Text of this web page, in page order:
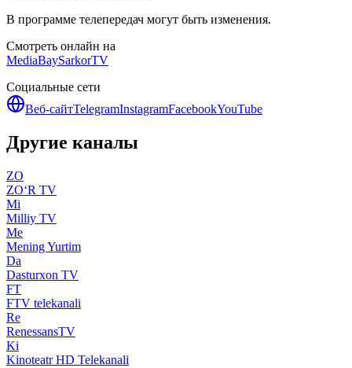
В программе телепередач могут быть изменения.
Смотреть онлайн на
MediaBaySarkorTV
Социальные сети
Веб-сайтTelegramInstagramFacebookYouTube
Другие каналы
ZO
ZO‘R TV
Mi
Milliy TV
Me
Mening Yurtim
Da
Dasturxon TV
FT
FTV telekanali
Re
RenessansTV
Ki
Kinoteatr HD Telekanali